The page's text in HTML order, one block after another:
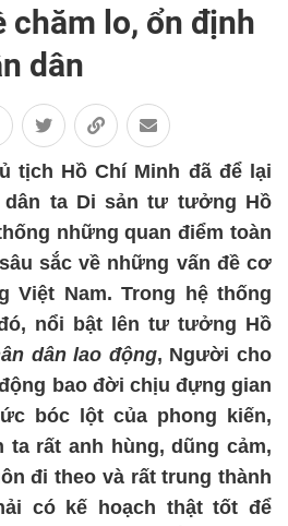
chăm lo, ổn định
dân
tịch Hồ Chí Minh đã để lại
dân ta Di sản tư tưởng Hồ
những quan điểm toàn
sắc về những vấn đề cơ
Việt Nam. Trong hệ thống
nổi bật lên tư tưởng Hồ
dân lao động, Người cho
bao đời chịu đựng gian
bóc lột của phong kiến,
ta rất anh hùng, dũng cảm,
đi theo và rất trung thành
có kế hoạch thật tốt để